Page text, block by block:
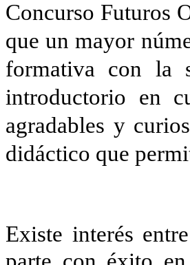
Concurso Futuros
que un mayor
formativa con la
introductorio en
agradables y
didáctico que
Existe interés